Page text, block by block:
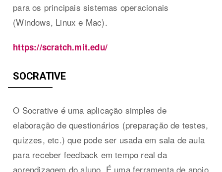
para os principais sistemas operacionais
(Windows, Linux e Mac).
https://scratch.mit.edu/
SOCRATIVE
O Socrative é uma aplicação simples de
elaboração de questionários (preparação de testes,
quizzes, etc.) que pode ser usada em sala de aula
para receber feedback em tempo real da
aprendizagem do aluno. É uma ferramenta de apoio